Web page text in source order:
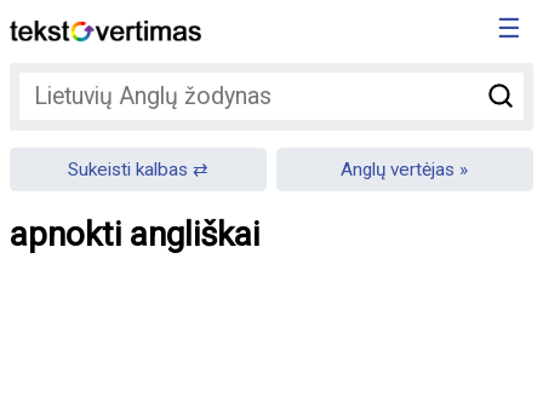
☰
Sukeisti kalbas Anglų vertėjas
apnokti angliškai